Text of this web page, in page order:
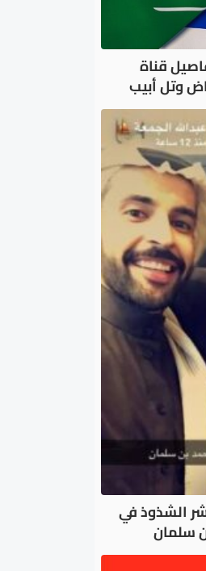
قناة
وتل أبيب
الشذوذ في
سلمان